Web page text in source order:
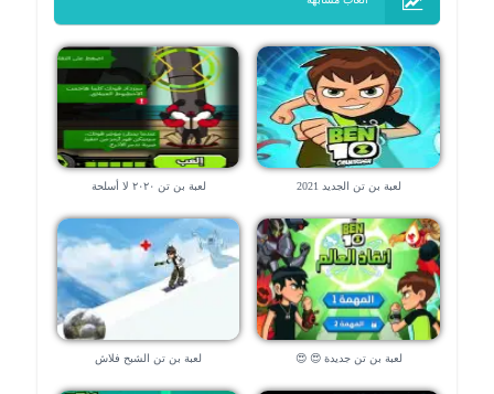
لعبة بن تن الجديد 2021 لعبة بن تن ٢٠٢٠ لا أسلحة
لعبة بن تن جديدة 😍 😍 لعبة بن تن الشبح فلاش